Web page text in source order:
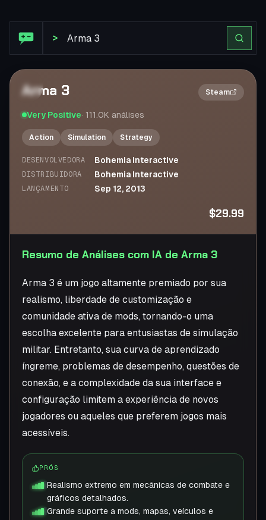
>
2×
Arma 3 Steam
Very Positive· 111.0K análises
Action Simulation Strategy
DESENVOLVEDORA Bohemia Interactive
DISTRIBUIDORA Bohemia Interactive
LANÇAMENTO Sep 12, 2013
$29.99
Resumo de Análises com IA de Arma 3
Arma 3 é um jogo altamente premiado por sua
realismo, liberdade de customização e
comunidade ativa de mods, tornando-o uma
escolha excelente para entusiastas de simulação
militar. Entretanto, sua curva de aprendizado
íngreme, problemas de desempenho, questões de
conexão, e a complexidade da sua interface e
configuração limitem a experiência de novos
jogadores ou aqueles que preferem jogos mais
acessíveis.
PRÓS
Realismo extremo em mecânicas de combate e
gráficos detalhados.
Grande suporte a mods, mapas, veículos e